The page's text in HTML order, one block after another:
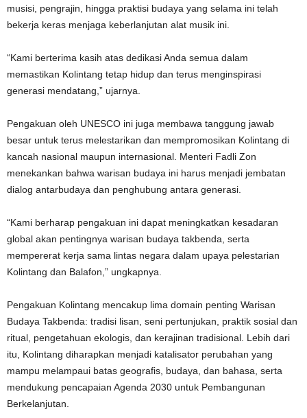
musisi, pengrajin, hingga praktisi budaya yang selama ini telah
bekerja keras menjaga keberlanjutan alat musik ini.
“Kami berterima kasih atas dedikasi Anda semua dalam
memastikan Kolintang tetap hidup dan terus menginspirasi
generasi mendatang,” ujarnya.
Pengakuan oleh UNESCO ini juga membawa tanggung jawab
besar untuk terus melestarikan dan mempromosikan Kolintang di
kancah nasional maupun internasional. Menteri Fadli Zon
menekankan bahwa warisan budaya ini harus menjadi jembatan
dialog antarbudaya dan penghubung antara generasi.
“Kami berharap pengakuan ini dapat meningkatkan kesadaran
global akan pentingnya warisan budaya takbenda, serta
mempererat kerja sama lintas negara dalam upaya pelestarian
Kolintang dan Balafon,” ungkapnya.
Pengakuan Kolintang mencakup lima domain penting Warisan
Budaya Takbenda: tradisi lisan, seni pertunjukan, praktik sosial dan
ritual, pengetahuan ekologis, dan kerajinan tradisional. Lebih dari
itu, Kolintang diharapkan menjadi katalisator perubahan yang
mampu melampaui batas geografis, budaya, dan bahasa, serta
mendukung pencapaian Agenda 2030 untuk Pembangunan
Berkelanjutan.